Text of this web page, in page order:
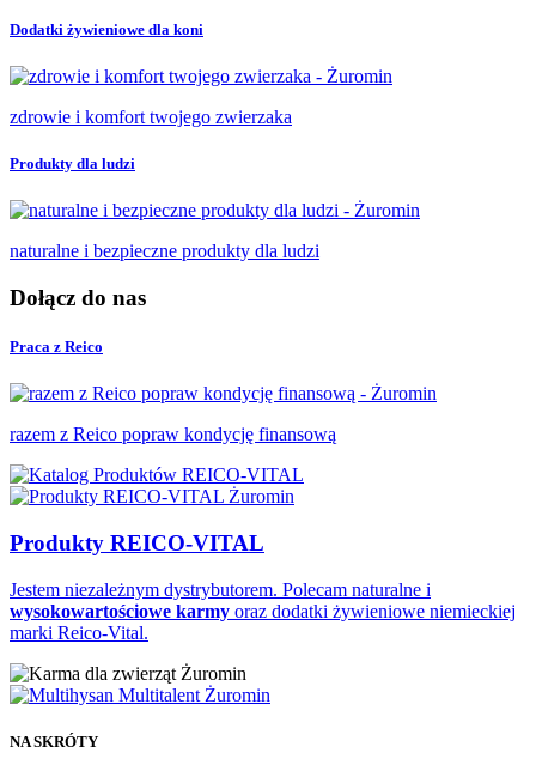
Dodatki żywieniowe dla koni
zdrowie i komfort twojego zwierzaka
Produkty dla ludzi
naturalne i bezpieczne produkty dla ludzi
Dołącz do nas
Praca z Reico
razem z Reico popraw kondycję finansową
Produkty REICO-VITAL
Jestem niezależnym dystrybutorem. Polecam naturalne i
wysokowartościowe karmy oraz dodatki żywieniowe niemieckiej
marki Reico-Vital.
NA SKRÓTY